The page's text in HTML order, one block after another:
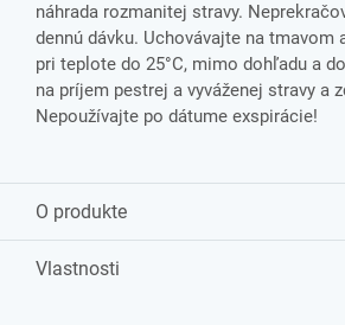
náhrada rozmanitej stravy.
dennú dávku. Uchovávajte na tmavom
pri teplote do 25°C, mimo dohľadu a
na príjem pestrej a vyváženej stravy a
Nepoužívajte po dátume exspirácie!
O produkte
Vlastnosti